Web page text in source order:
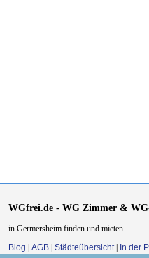
WGfrei.de - WG Zimmer &
in Germersheim finden und mieten
Blog | AGB | Städteübersicht | In der